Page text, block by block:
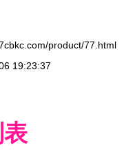
product/77.html
19:23:37